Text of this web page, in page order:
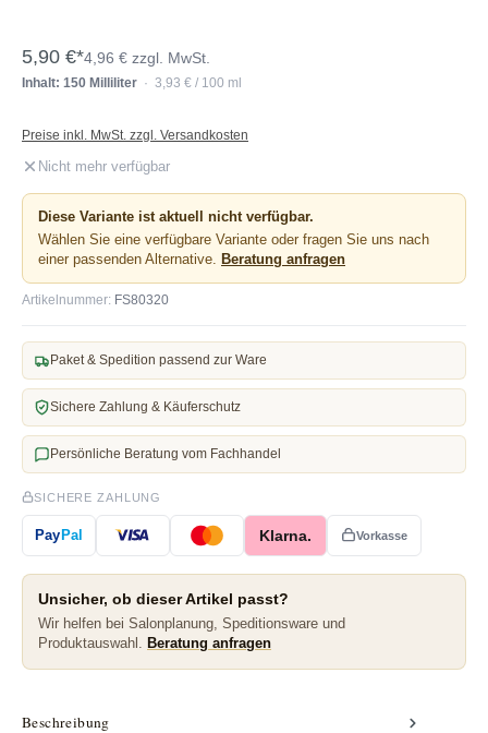
5,90 €*4,96 € zzgl. MwSt.
Inhalt: 150 Milliliter · 3,93 € / 100 ml
Preise inkl. MwSt. zzgl. Versandkosten
Nicht mehr verfügbar
Diese Variante ist aktuell nicht verfügbar.
Wählen Sie eine verfügbare Variante oder fragen Sie uns nach
einer passenden Alternative.
Beratung anfragen
Artikelnummer: FS80320
Paket & Spedition passend zur Ware
Sichere Zahlung & Käuferschutz
Persönliche Beratung vom Fachhandel
SICHERE ZAHLUNG
PayPal Klarna. Vorkasse
Unsicher, ob dieser Artikel passt?
Wir helfen bei Salonplanung, Speditionsware und
Produktauswahl.
Beratung anfragen
Beschreibung